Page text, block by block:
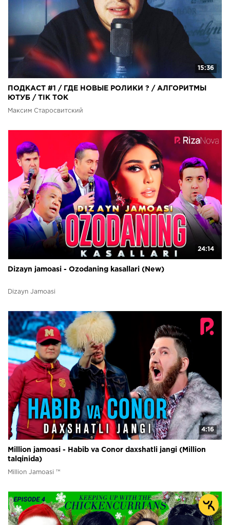
15:36
ПОДКАСТ #1 / ГДЕ НОВЫЕ РОЛИКИ ? / АЛГОРИТМЫ
ЮТУБ / TIK TOK
Максим Старосвитский
24:14
Dizayn jamoasi - Ozodaning kasallari (New)
Dizayn Jamoasi
4:16
Million jamoasi - Habib va Conor daxshatli jangi (Million
talqinida)
Million Jamoasi ™